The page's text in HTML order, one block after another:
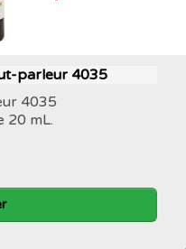
parleur 4035
4035
20 mL.